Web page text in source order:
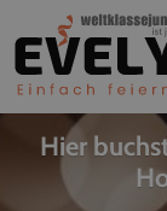
Hier